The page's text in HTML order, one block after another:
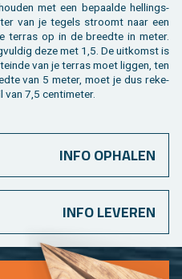
met een be­paal­de hel­lings­
van je te­gels stroomt naar een
ter­ras op in de breed­te in meter.
deze met 1,5. De uit­komst is
van je ter­ras moet lig­gen, ten
van 5 meter, moet je dus re­ke­
van 7,5 cen­ti­me­ter.
INFO OPHALEN
INFO LEVEREN